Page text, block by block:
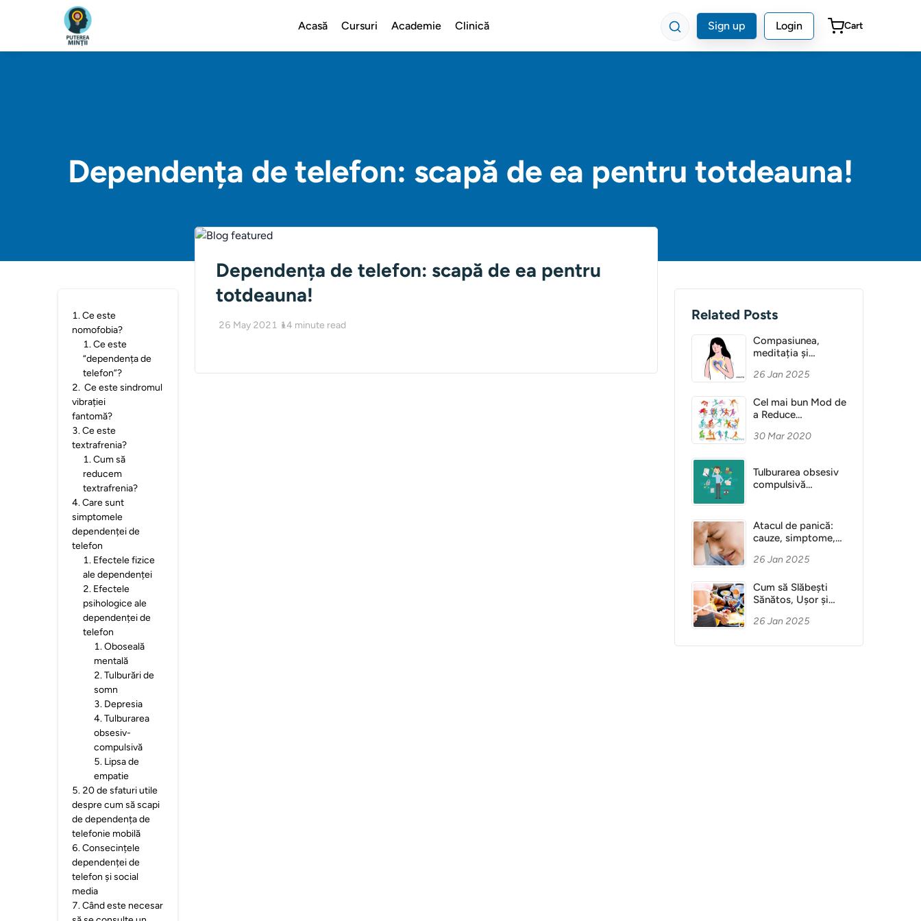
Acasă Cursuri Academie Clinică Sign up Login Cart
Dependența de telefon: scapă de ea pentru totdeauna!
1.Ce este
nomofobia?
1.Ce este
“dependența de
telefon”?
2. Ce este sindromul
vibrației
fantomă?
3.Ce este
textrafrenia?
1.Cum să
reducem
textrafrenia?
4.Care sunt
simptomele
dependenței de
telefon
1. Efectele fizice
ale dependenței
2. Efectele
psihologice ale
dependenței de
telefon
1.Oboseală
mentală
2.Tulburări de
somn
3. Depresia
4.Tulburarea
obsesiv-
compulsivă
5. Lipsa de
empatie
5. 20 de sfaturi utile
despre cum să scapi
de dependența de
telefonie mobilă
6.Consecințele
dependenței de
telefon și social
media
7.Când este necesar
Dependența de telefon: scapă de ea pentru
totdeauna!
26 May 2021 14 minute read
Related Posts
Compasiunea,
meditația și
26 Jan 2025
Cel mai bun Mod de
a Reduce
30 Mar 2020
Tulburarea obsesiv
compulsivă
Atacul de panică:
cauze, simptome,
26 Jan 2025
Cum să Slăbești
Sănătos, Ușor și
26 Jan 2025